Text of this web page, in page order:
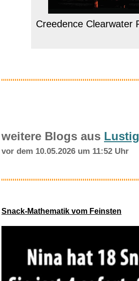
Creedence Clearwater
weitere Blogs aus
vor dem 10.05.2026 um 11:52 Uhr
Snack-Mathematik vom Feinsten